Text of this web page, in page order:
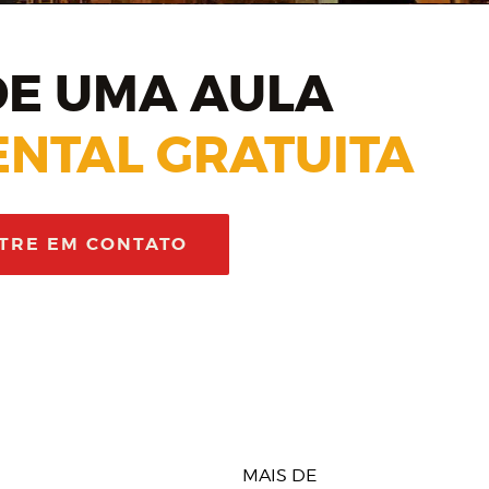
UMA AULA
GRATUITA
EM CONTATO
MAIS DE